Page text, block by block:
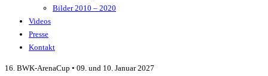
Bilder 2010 – 2020
Videos
Presse
Kontakt
16. BWK-ArenaCup • 09. und 10. Januar 2027